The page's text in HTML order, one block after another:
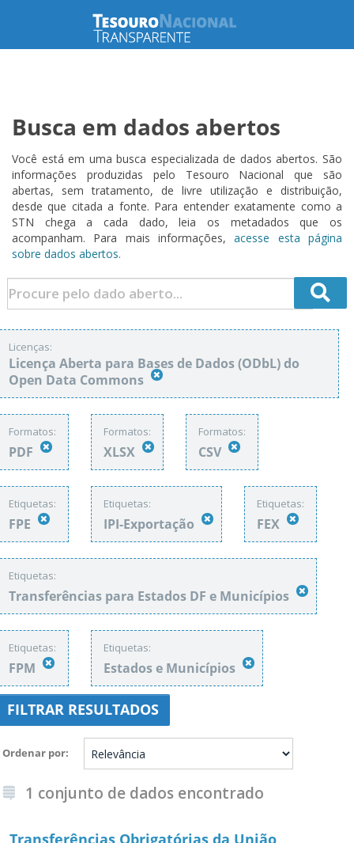
Busca em dados abertos
Você está em uma busca especializada de dados abertos. São
informações produzidas pelo Tesouro Nacional que são
abertas, sem tratamento, de livre utilização e distribuição,
desde que citada a fonte. Para entender exatamente como a
STN chega a cada dado, leia os metadados que os
acompanham. Para mais informações,acesse esta página
sobre dados abertos.
Licenças:
Licença Aberta para Bases de Dados (ODbL) do
Open Data Commons
Formatos:
PDF
Formatos:
XLSX
Formatos:
CSV
Etiquetas:
FPE
Etiquetas:
IPI-Exportação
Etiquetas:
FEX
Etiquetas:
Transferências para Estados DF e Municípios
Etiquetas:
FPM
Etiquetas:
Estados e Municípios
FILTRAR RESULTADOS
Ordenar por
1 conjunto de dados encontrado
Transferências Obrigatórias da União